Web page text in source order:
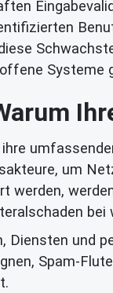
Systeme
um
werden,
und
Spam-